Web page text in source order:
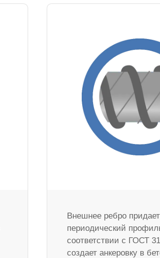
Внешнее ребро
периодический
соответствии с ГОСТ
создает анкеровку в